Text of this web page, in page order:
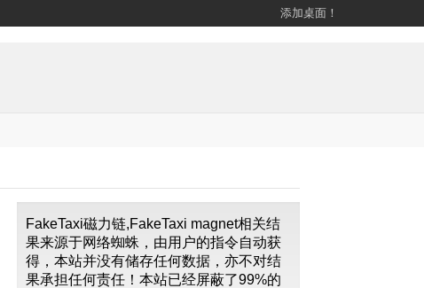
添加桌面！
FakeTaxi磁力链,FakeTaxi magnet相关结
果来源于网络蜘蛛，由用户的指令自动获
得，本站并没有储存任何数据，亦不对结
果承担任何责任！本站已经屏蔽了99%的